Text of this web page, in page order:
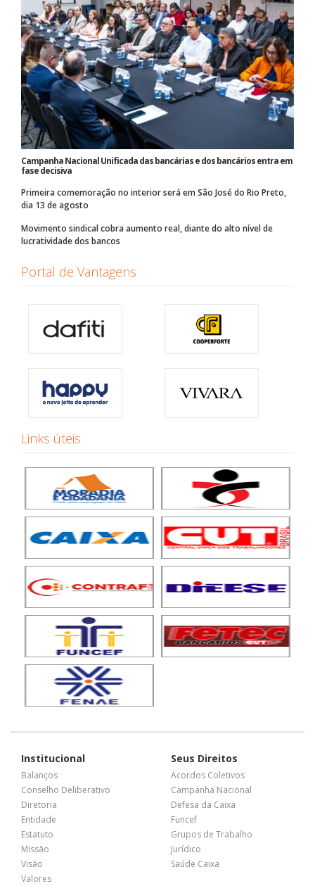
Campanha Nacional Unificada das bancárias e dos bancários entra em
fase decisiva
Primeira comemoração no interior será em São José do Rio Preto,
dia 13 de agosto
Movimento sindical cobra aumento real, diante do alto nível de
lucratividade dos bancos
Portal de Vantagens
Links úteis
Institucional
Balanços
Conselho Deliberativo
Diretoria
Entidade
Estatuto
Missão
Visão
Valores
Seus Direitos
Acordos Coletivos
Campanha Nacional
Defesa da Caixa
Funcef
Grupos de Trabalho
Jurídico
Saúde Caixa